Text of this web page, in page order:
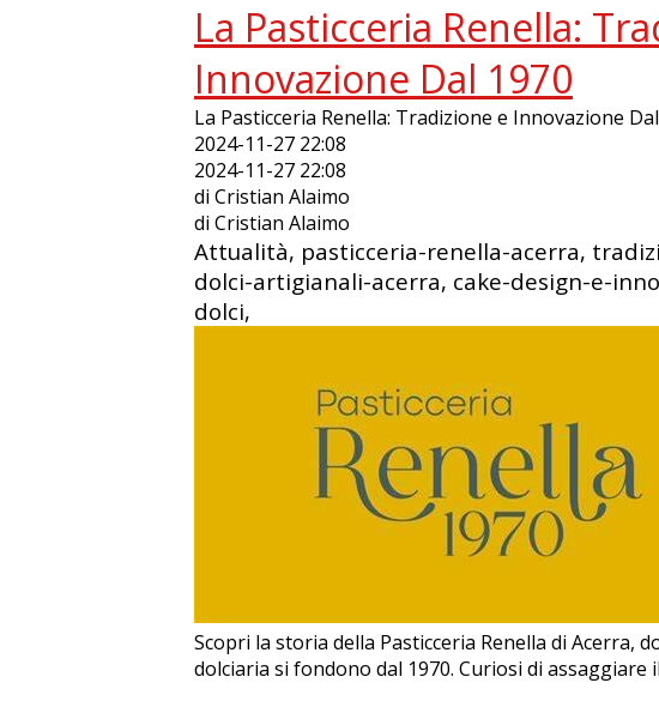
La Pasticceria Renella:
Innovazione Dal 1970
La Pasticceria Renella: Tradizione e Innovazione
2024-11-27 22:08
2024-11-27 22:08
di Cristian Alaimo
di Cristian Alaimo
Attualità, pasticceria-renella-acerra,
dolci-artigianali-acerra, cake-design-e-
dolci,
Scopri la storia della Pasticceria Renella di Acerra,
dolciaria si fondono dal 1970. Curiosi di assaggiare